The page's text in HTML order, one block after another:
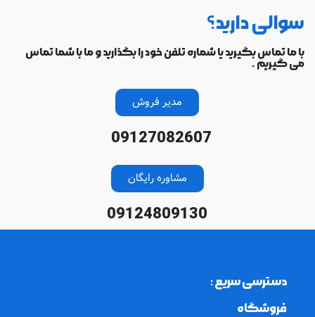
سوالی دارید؟
با ما تماس بگیرید یا شماره تلفن خود را بگذارید و ما با شما تماس
می گیریم .
مدیر فروش
09127082607
مشاوره رایگان
09124809130
دسترسی سریع :
فروشگاه